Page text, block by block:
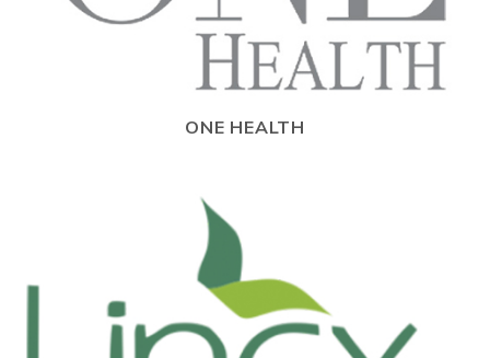
ONE HEALTH